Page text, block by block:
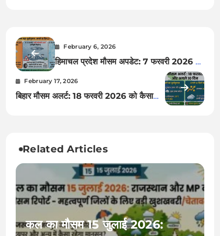
February 6, 2026
हिमाचल प्रदेश मौसम अपडेट: 7 फरवरी 2026 को
कैसा रहेगा हाल? अगले 10 दिनों में भारी बर्फबारी
की चेतावनी!
February 17, 2026
बिहार मौसम अलर्ट: 18 फरवरी 2026 को कैसा
Related Articles
कल का मौसम 15 जुलाई 2026: